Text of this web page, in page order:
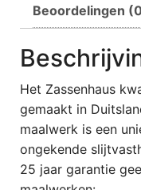
Beoordelingen
Het Zassenhaus
gemaakt in
maalwerk is een
ongekende
25 jaar garantie